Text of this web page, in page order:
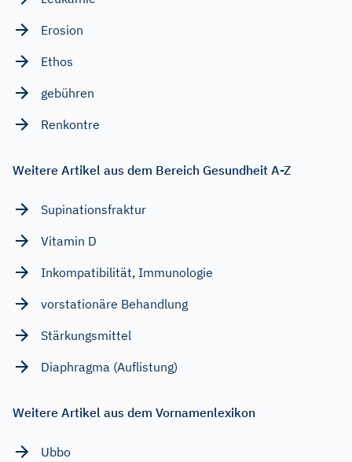
Erosion
Ethos
gebühren
Renkontre
Weitere Artikel aus dem Bereich Gesundheit A-Z
Supinationsfraktur
Vitamin D
Inkompatibilität, Immunologie
vorstationäre Behandlung
Stärkungsmittel
Diaphragma (Auflistung)
Weitere Artikel aus dem Vornamenlexikon
Ubbo